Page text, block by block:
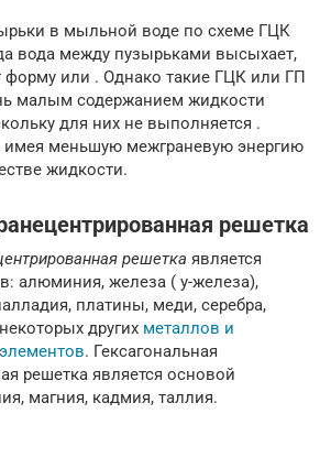
в мыльной воде по схеме ГЦК
вода между пузырьками высыхает,
или . Однако такие ГЦК или ГП
малым содержанием жидкости
для них не выполняется .
имея меньшую межграневую энергию
жидкости.
решетка
решетка является
алюминия, железа ( у-железа),
платины, меди, серебра,
других металлов и
. Гексагональная
решетка является основой
магния, кадмия, таллия.